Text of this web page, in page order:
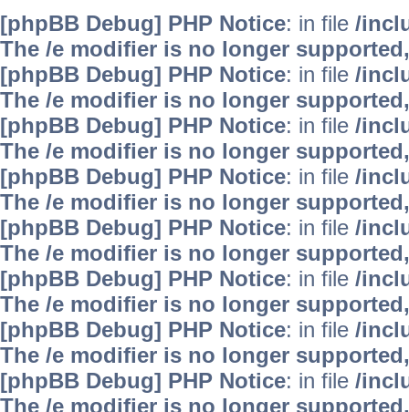
[phpBB Debug] PHP Notice: in file /
The /e modifier is no longer
[phpBB Debug] PHP Notice: in file /
The /e modifier is no longer
[phpBB Debug] PHP Notice: in file /
The /e modifier is no longer
[phpBB Debug] PHP Notice: in file /
The /e modifier is no longer
[phpBB Debug] PHP Notice: in file /
The /e modifier is no longer
[phpBB Debug] PHP Notice: in file /
The /e modifier is no longer
[phpBB Debug] PHP Notice: in file /
The /e modifier is no longer
[phpBB Debug] PHP Notice: in file /
The /e modifier is no longer